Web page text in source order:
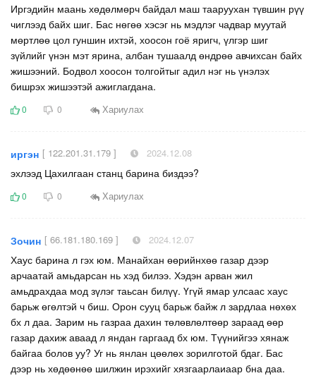
Иргэдийн маань хөдөлмөрч байдал маш тааруухан түвшин рүү
чиглээд байх шиг. Бас нөгөө хэсэг нь мэдлэг чадвар муутай
мөртлөө цол гуншин ихтэй, хоосон гоё яригч, үлгэр шиг
зүйлийг үнэн мэт ярина, албан тушаалд өндрөө авчихсан байх
жишээний. Бодвол хоосон толгойтыг адил нэг нь үнэлэх
бишрэх жишээтэй ажиглагдана.
0 0 Хариулах
иргэн [ 122.201.31.179 ] 2024.12.08
эхлээд Цахилгаан станц барина биздээ?
0 0 Хариулах
Зочин [ 66.181.180.169 ] 2024.12.07
Хаус барина л гэх юм. Манайхан өөрийнхөө газар дээр
арчаатай амьдарсан нь хэд билээ. Хэдэн арван жил
амьдрахдаа мод зүлэг таьсан билүү. Үгүй ямар улсаас хаус
барьж өгөлтэй ч биш. Орон сууц барьж байж л зардлаа нөхөх
бх л даа. Зарим нь газраа дахин төлөвлөлтөөр зараад өөр
газар дахиж аваад л яндан гаргаад бх юм. Түүнийгээ хянаж
байгаа болов уу? Уг нь янлан цөөлөх зорилготой бдаг. Бас
дээр нь хөдөөнөө шилжин ирэхийг хязгаарлаиаар бна даа.